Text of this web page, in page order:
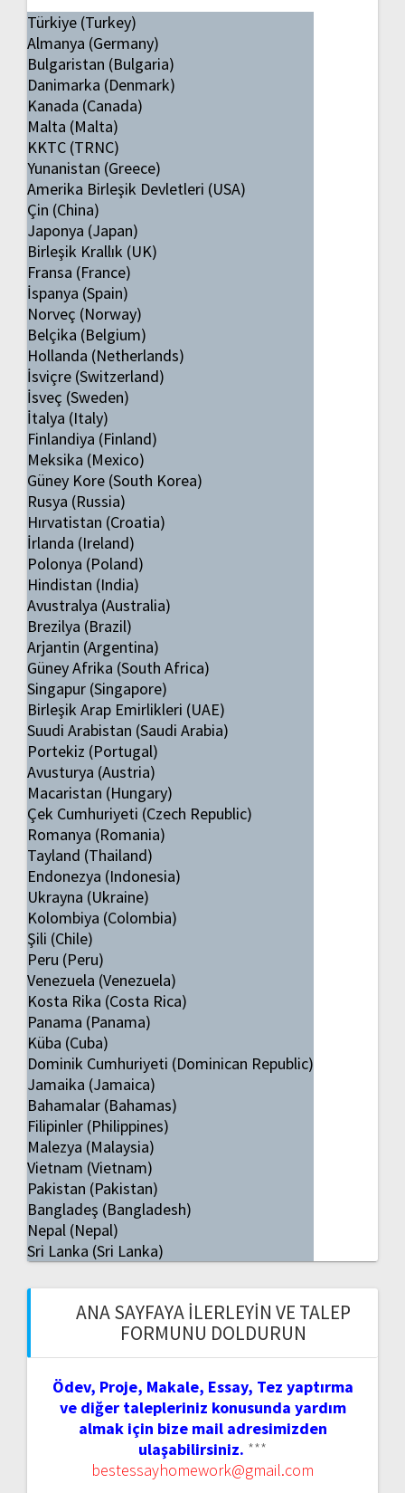
Türkiye (Turkey)
Almanya (Germany)
Bulgaristan (Bulgaria)
Danimarka (Denmark)
Kanada (Canada)
Malta (Malta)
KKTC (TRNC)
Yunanistan (Greece)
Amerika Birleşik Devletleri (USA)
Çin (China)
Japonya (Japan)
Birleşik Krallık (UK)
Fransa (France)
İspanya (Spain)
Norveç (Norway)
Belçika (Belgium)
Hollanda (Netherlands)
İsviçre (Switzerland)
İsveç (Sweden)
İtalya (Italy)
Finlandiya (Finland)
Meksika (Mexico)
Güney Kore (South Korea)
Rusya (Russia)
Hırvatistan (Croatia)
İrlanda (Ireland)
Polonya (Poland)
Hindistan (India)
Avustralya (Australia)
Brezilya (Brazil)
Arjantin (Argentina)
Güney Afrika (South Africa)
Singapur (Singapore)
Birleşik Arap Emirlikleri (UAE)
Suudi Arabistan (Saudi Arabia)
Portekiz (Portugal)
Avusturya (Austria)
Macaristan (Hungary)
Çek Cumhuriyeti (Czech Republic)
Romanya (Romania)
Tayland (Thailand)
Endonezya (Indonesia)
Ukrayna (Ukraine)
Kolombiya (Colombia)
Şili (Chile)
Peru (Peru)
Venezuela (Venezuela)
Kosta Rika (Costa Rica)
Panama (Panama)
Küba (Cuba)
Dominik Cumhuriyeti (Dominican Republic)
Jamaika (Jamaica)
Bahamalar (Bahamas)
Filipinler (Philippines)
Malezya (Malaysia)
Vietnam (Vietnam)
Pakistan (Pakistan)
Bangladeş (Bangladesh)
Nepal (Nepal)
Sri Lanka (Sri Lanka)
ANA SAYFAYA İLERLEYIN VE TALEP
FORMUNU DOLDURUN
Ödev, Proje, Makale, Essay, Tez yaptırma
ve diğer talepleriniz konusunda yardım
almak için bize mail adresimizden
ulaşabilirsiniz. ***
bestessayhomework@gmail.com